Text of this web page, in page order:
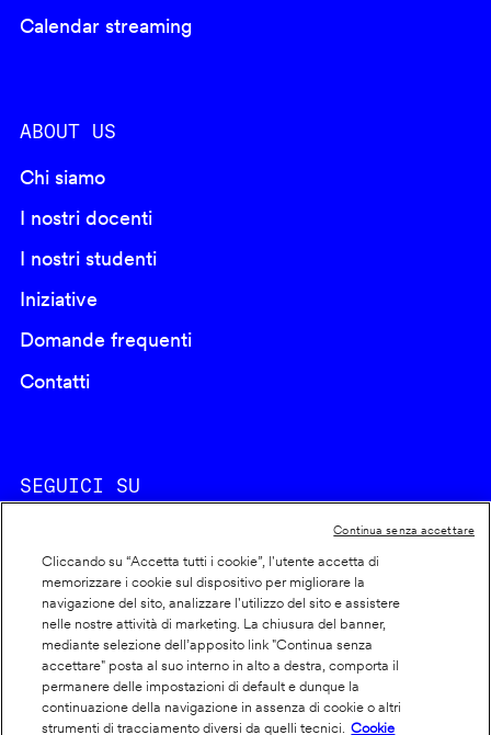
Calendar streaming
ABOUT US
Chi siamo
I nostri docenti
I nostri studenti
Iniziative
Domande frequenti
Contatti
SEGUICI SU
Footer
info
Cookie policy
Dichiarazione di accessibilità
Privacy
Cliccando su “Accetta tutti i cookie”, l'utente accetta di
memorizzare i cookie sul dispositivo per migliorare la
navigazione del sito, analizzare l'utilizzo del sito e assistere
nelle nostre attività di marketing. La chiusura del banner,
mediante selezione dell’apposito link "Continua senza
accettare" posta al suo interno in alto a destra, comporta il
permanere delle impostazioni di default e dunque la
continuazione della navigazione in assenza di cookie o altri
strumenti di tracciamento diversi da quelli tecnici.
Cookie
Continua senza accettare